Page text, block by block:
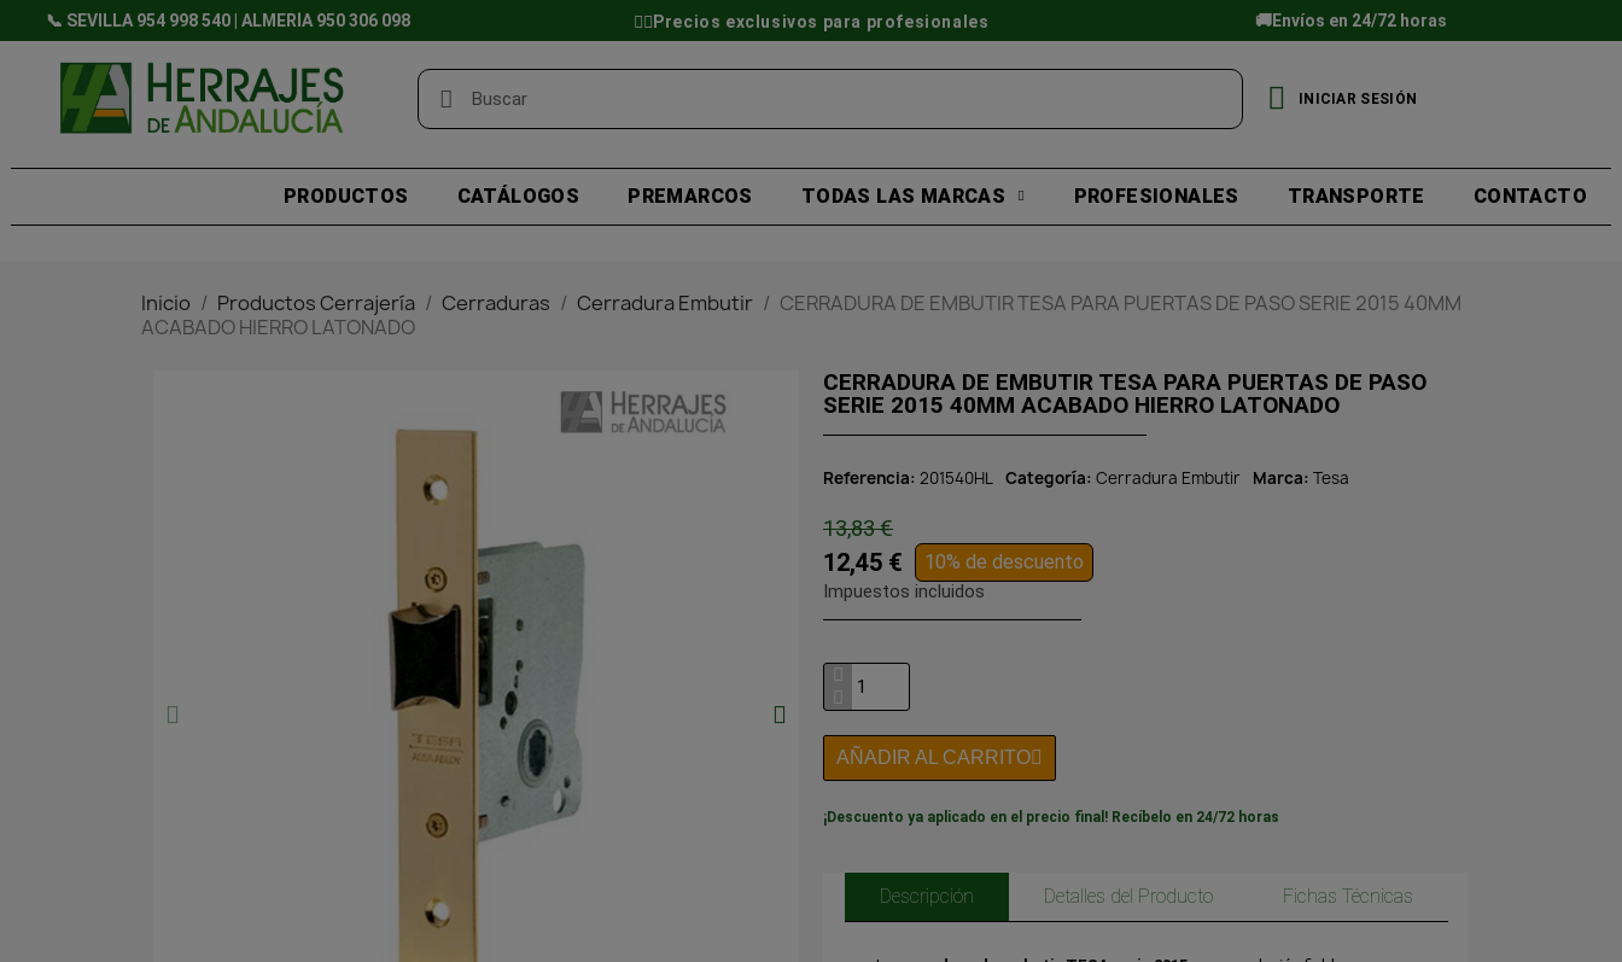
📞 SEVILLA 954 998 540 | ALMERÍA 950 306 098 👷‍♂️Precios exclusivos para profesionales 🚚Envíos en 24/72 horas
INICIAR SESIÓN
PRODUCTOS CATÁLOGOS PREMARCOS TODAS LAS MARCAS PROFESIONALES TRANSPORTE CONTACTO
Inicio Productos Cerrajería Cerraduras Cerradura Embutir
CERRADURA DE EMBUTIR TESA PARA PUERTAS DE PASO SERIE 2015 40MM
ACABADO HIERRO LATONADO
CERRADURA DE EMBUTIR TESA PARA PUERTAS DE PASO
SERIE 2015 40MM ACABADO HIERRO LATONADO
Referencia 201540HL Categoría Cerradura Embutir Marca Tesa
13,83 €
12,45 € 10% de descuento
Impuestos incluidos
AÑADIR AL CARRITO
¡Descuento ya aplicado en el precio final! Recíbelo en 24/72 horas
Descripción Detalles del Producto Fichas Técnicas